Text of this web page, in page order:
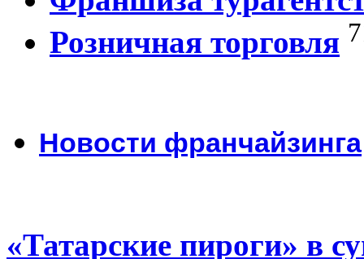
Розничная торговля
Новости франчайзинга
«Татарские пироги» в